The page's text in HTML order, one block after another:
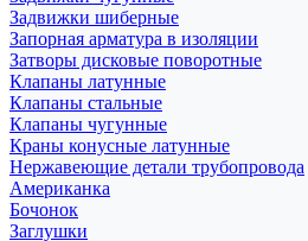
Задвижки шиберные
Запорная арматура в изоляции
Затворы дисковые поворотные
Клапаны латунные
Клапаны стальные
Клапаны чугунные
Краны конусные латунные
Нержавеющие детали трубопровода
Американка
Бочонок
Заглушки